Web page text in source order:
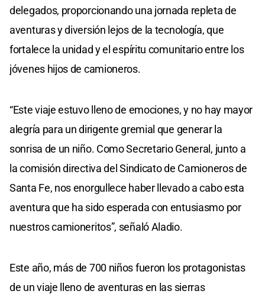
delegados, proporcionando una jornada repleta de
aventuras y diversión lejos de la tecnología, que
fortalece la unidad y el espíritu comunitario entre los
jóvenes hijos de camioneros.
“Este viaje estuvo lleno de emociones, y no hay mayor
alegría para un dirigente gremial que generar la
sonrisa de un niño. Como Secretario General, junto a
la comisión directiva del Sindicato de Camioneros de
Santa Fe, nos enorgullece haber llevado a cabo esta
aventura que ha sido esperada con entusiasmo por
nuestros camioneritos”, señaló Aladio.
Este año, más de 700 niños fueron los protagonistas
de un viaje lleno de aventuras en las sierras